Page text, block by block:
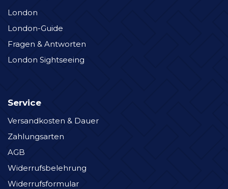
London
London-Guide
Fragen & Antworten
London Sightseeing
Service
Versandkosten & Dauer
Zahlungsarten
AGB
Widerrufsbelehrung
Widerrufsformular